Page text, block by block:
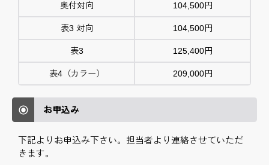
奥付対向 104,500円
表3 対向 104,500円
表3 125,400円
表4（カラー） 209,000円
お申込み
下記よりお申込み下さい。担当者より連絡させていただ
きます。